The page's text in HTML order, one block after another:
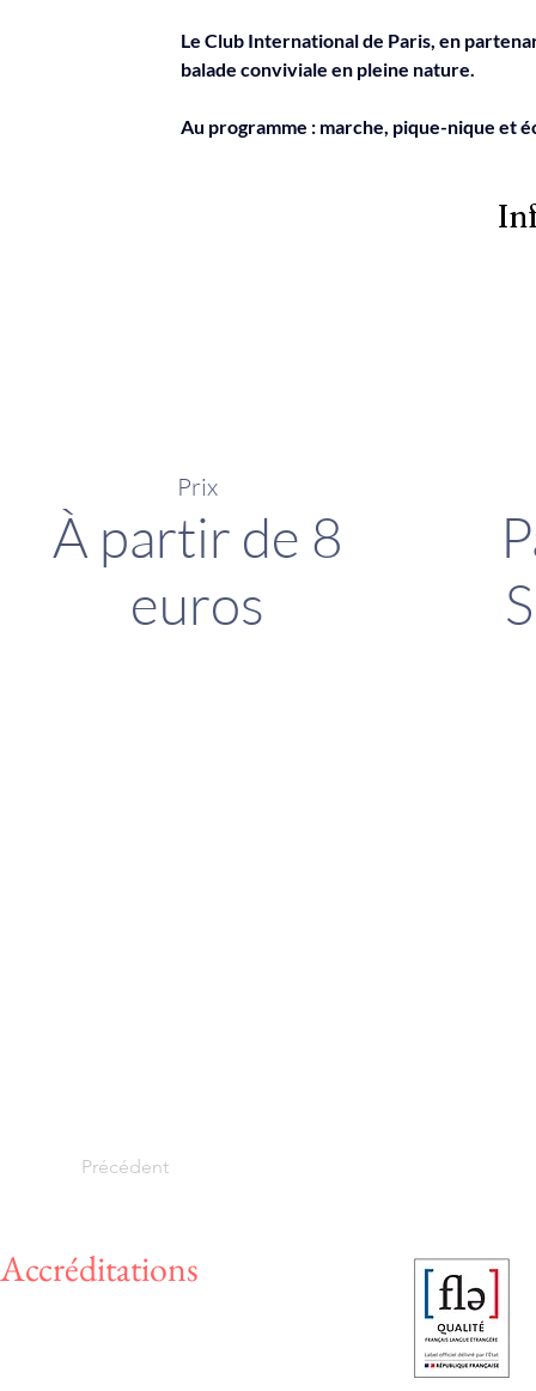
Le Club International de Paris, en
balade conviviale en pleine nature.
Au programme : marche, pique-nique et
À partir de 8
euros
Prix
Précédent
Accréditations